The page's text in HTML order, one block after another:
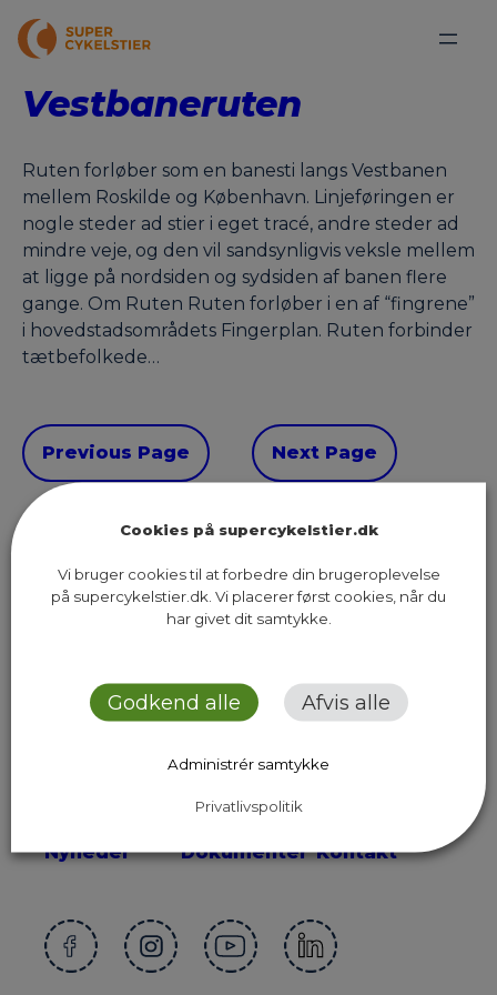
Vestbaneruten
Ruten forløber som en banesti langs Vestbanen
mellem Roskilde og København. Linjeføringen er
nogle steder ad stier i eget tracé, andre steder ad
mindre veje, og den vil sandsynligvis veksle mellem
at ligge på nordsiden og sydsiden af banen flere
gange. Om Ruten Ruten forløber i en af “fingrene”
i hovedstadsområdets Fingerplan. Ruten forbinder
tætbefolkede…
Previous Page Next Page
Sekretariatet for Supercykelstier
Nyheder
Presse
Dokumenter Kontakt
Cookies på supercykelstier.dk
Vi bruger cookies til at forbedre din brugeroplevelse
på supercykelstier.dk. Vi placerer først cookies, når du
har givet dit samtykke.
Godkend alle Afvis alle
Administrér samtykke
Privatlivspolitik